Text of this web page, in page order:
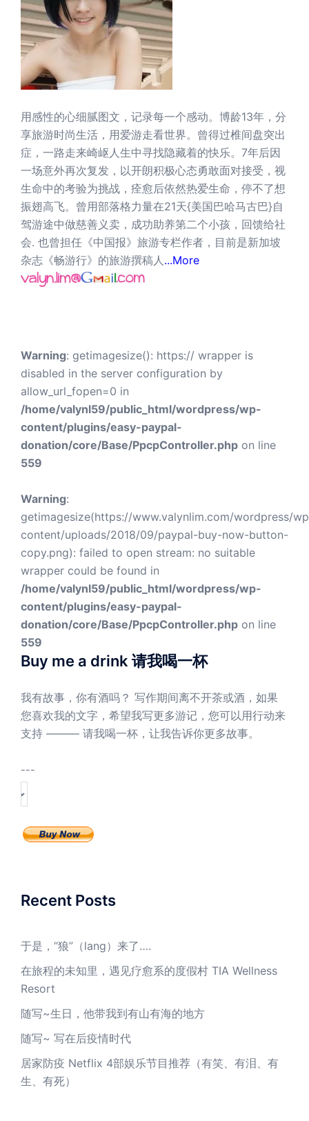
用感性的心细腻图文，记录每一个感动。博龄13年，分
享旅游时尚生活，用爱游走看世界。曾得过椎间盘突出
症，一路走来崎岖人生中寻找隐藏着的快乐。7年后因
一场意外再次复发，以开朗积极心态勇敢面对接受，视
生命中的考验为挑战，痊愈后依然热爱生命，停不了想
振翅高飞。曾用部落格力量在21天{美国巴哈马古巴}自
驾游途中做慈善义卖，成功助养第二个小孩，回馈给社
会. 也曾担任《中国报》旅游专栏作者，目前是新加坡
杂志《畅游行》的旅游撰稿人 ...More
Warning: getimagesize(): https:// wrapper is
disabled in the server configuration by
allow_url_fopen=0 in
/home/valynl59/public_html/wordpress/wp-
content/plugins/easy-paypal-
donation/core/Base/PpcpController.php on line
559
Warning:
getimagesize(https://www.valynlim.com/wordpress/
content/uploads/2018/09/paypal-buy-now-button-
copy.png): failed to open stream: no suitable
wrapper could be found in
/home/valynl59/public_html/wordpress/wp-
content/plugins/easy-paypal-
donation/core/Base/PpcpController.php on line
559
Buy me a drink 请我喝一杯
我有故事，你有酒吗？ 写作期间离不开茶或酒，如果
您喜欢我的文字，希望我写更多游记，您可以用行动来
支持 ——— 请我喝一杯，让我告诉你更多故事。
---
Recent Posts
于是，“狼”（lang）来了….
在旅程的未知里，遇见疗愈系的度假村 TIA Wellness
Resort
随写~生日，他带我到有山有海的地方
随写~ 写在后疫情时代
居家防疫 Netflix 4部娱乐节目推荐（有笑、有泪、有
生、有死）